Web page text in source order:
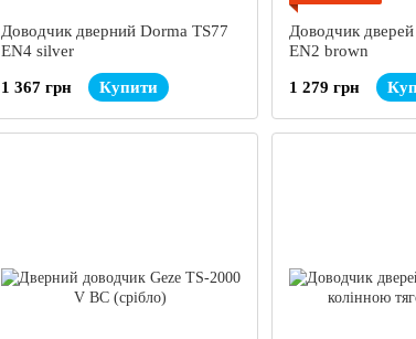
Доводчик дверний Dorma TS77
EN4 silver
1 367 грн Купити
Доводчик
EN2 brown
1 279 грн